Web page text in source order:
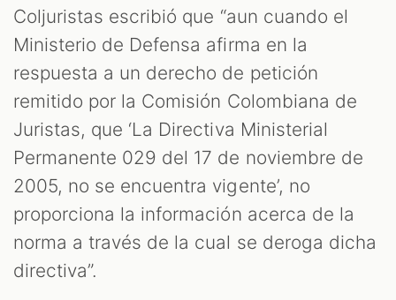
Coljuristas escribió que “aun cuando el
Ministerio de Defensa afirma en la
respuesta a un derecho de petición
remitido por la Comisión Colombiana de
Juristas, que ‘La Directiva Ministerial
Permanente 029 del 17 de noviembre de
2005, no se encuentra vigente’, no
proporciona la información acerca de la
norma a través de la cual se deroga dicha
directiva”.